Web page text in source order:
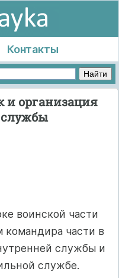
Контакты
и организация
воинской части
командира части в
службы и
службе.